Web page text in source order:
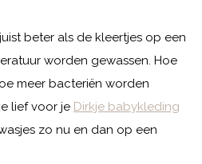
beter als de kleertjes op een
worden gewassen. Hoe
meer bacteriën worden
lief voor je Dirkje babykleding
zo nu en dan op een